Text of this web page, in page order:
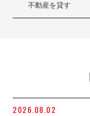
不動産を貸す
2026.08.02